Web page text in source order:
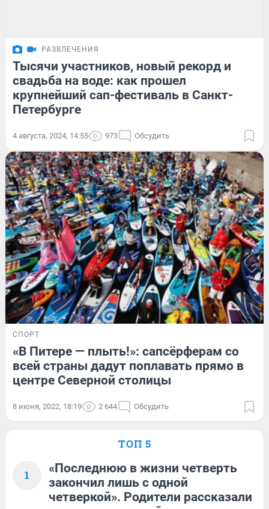
РАЗВЛЕЧЕНИЯ
Тысячи участников, новый рекорд и
свадьба на воде: как прошел
крупнейший сап-фестиваль в Санкт-
Петербурге
4 августа, 2024, 14:55 973 Обсудить
СПОРТ
«В Питере — плыть!»: сапсёрферам со
всей страны дадут поплавать прямо в
центре Северной столицы
8 июня, 2022, 18:19 2 644 Обсудить
ТОП 5
1
«Последнюю в жизни четверть
закончил лишь с одной
четверкой». Родители рассказали